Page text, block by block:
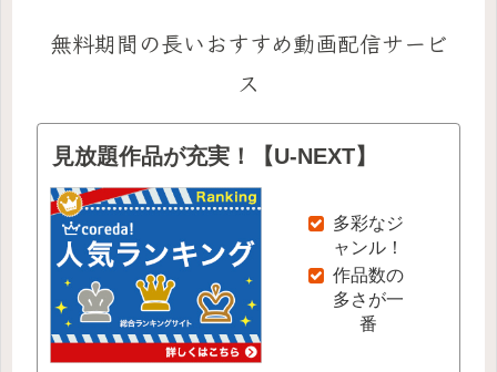
無料期間の長いおすすめ動画配信サービ
ス
見放題作品が充実！【U-NEXT】
多彩なジ
ャンル！
作品数の
多さが一
番